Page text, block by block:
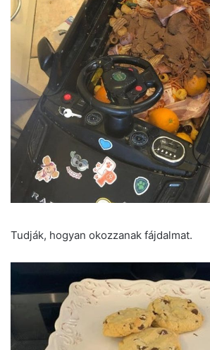
Tudják, hogyan okozzanak fájdalmat.